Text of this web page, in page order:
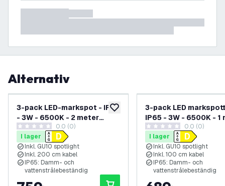
Alternativ
lägg till i önskelistan
3-pack LED-markspot - IP65
- 3W - 6500K - 2 meter
kabel med stickpropp -
antracit
0 stjärnbetyg0.0 (0)
I lager
Inkl. GU10 spotlight
Inkl. 200 cm kabel
IP65: Damm- och
vattenstrålebeständig
3-pack LED
IP65 - 3W - 6500K - 1
kabel - Svart
0 stjärnbetyg0.0 (0)
I lager
Inkl. GU10 spotlight
Inkl. 100 cm kabel
IP65: Damm- och
vattenstrålebeständig